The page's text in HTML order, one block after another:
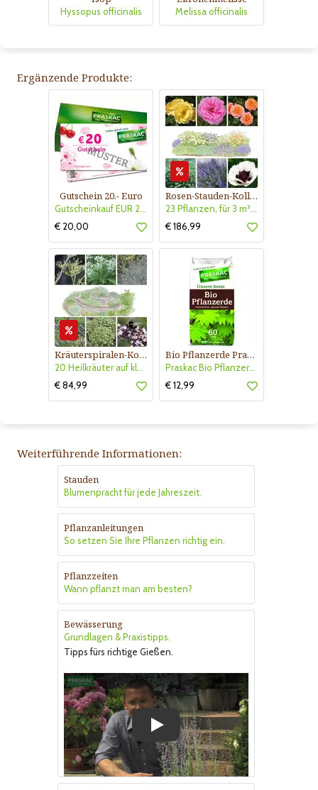
Hyssopus officinalis Melissa officinalis
Ergänzende Produkte:
Gutschein 20.- Euro
Gutscheinkauf EUR 20.-
€ 20,00
Rosen-Stauden-Kollektion Nr. 610
23 Pflanzen, für 3 m² Blumenbeet, Blühend Mai - Oktober
€ 186,99
Kräuterspiralen-Kollektion Nr. 540
20 Heilkräuter auf kleinsten Raum für 2-3 m Durchmesser
€ 84,99
Bio Pflanzerde Praskac
Praskac Bio Pflanzerde
€ 12,99
Weiterführende Informationen:
Stauden
Blumenpracht für jede Jahreszeit.
Pflanzanleitungen
So setzen Sie Ihre Pflanzen richtig ein.
Pflanzzeiten
Wann pflanzt man am besten?
Bewässerung
Grundlagen & Praxistipps.
Tipps fürs richtige Gießen.